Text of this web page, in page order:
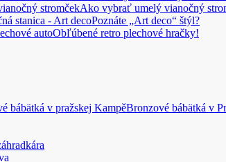
Ako vybrať umelý vianočný
Poznáte „Art deco“ štýl?
Obľúbené retro plechové hračky!
Bronzové bábätká v